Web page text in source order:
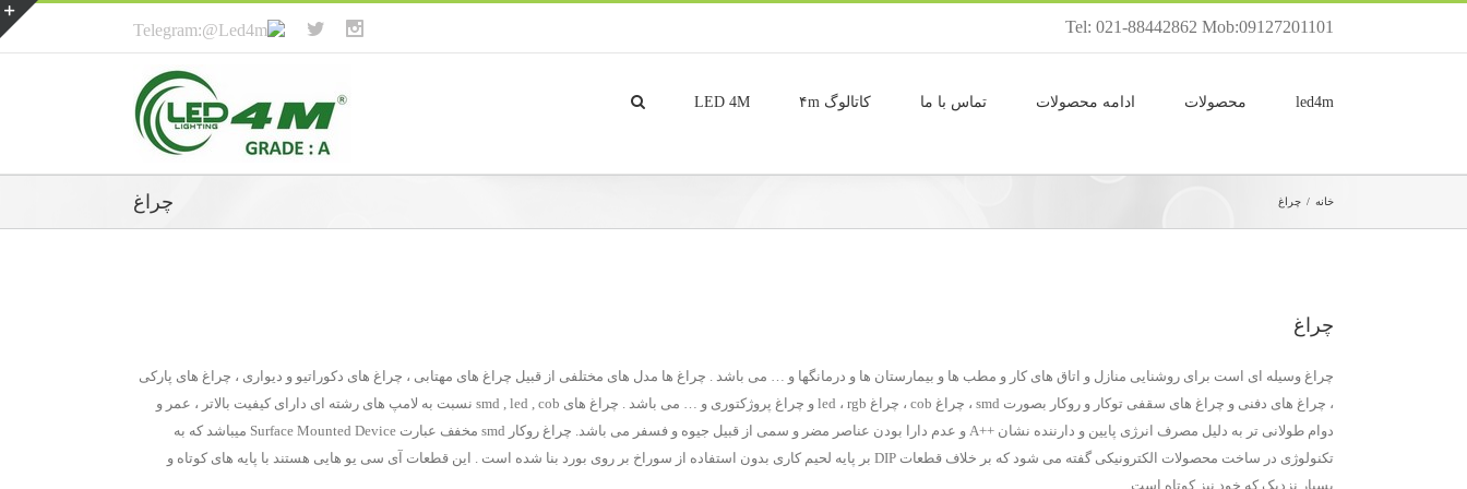
Tel: 021-88442862 Mob:09127201101
led4m محصولات ادامه محصولات تماس با ما کاتالوگ ۴m LED 4M
چراغ خانه / چراغ
چراغ
چراغ وسیله ای است برای روشنایی منازل و اتاق های کار و مطب ها و بیمارستان ها و درمانگها و … می باشد . چراغ ها مدل های مختلفی از قبیل چراغ های مهتابی ، چراغ های دکوراتیو و دیواری ، چراغ های پارکی
، چراغ های دفنی و چراغ های سقفی توکار و روکار بصورت smd ، چراغ cob ، چراغ led ، rgb و چراغ پروژکتوری و … می باشد . چراغ های smd , led , cob نسبت به لامپ های رشته ای دارای کیفیت بالاتر ، عمر و
دوام طولانی تر به دلیل مصرف انرژی پایین و دارننده نشان ++A و عدم دارا بودن عناصر مضر و سمی از قبیل جیوه و فسفر می باشد. چراغ روکار smd مخفف عبارت Surface Mounted Device میباشد که به
تکنولوژی در ساخت محصولات الکترونیکی گفته می شود که بر خلاف قطعات DIP بر پایه لحیم کاری بدون استفاده از سوراخ بر روی بورد بنا شده است . این قطعات آی سی یو هایی هستند با پایه های کوتاه و
بسیار نزدیک که خود نیز کوتاه است.